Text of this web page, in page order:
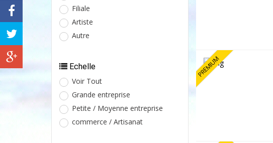
Filiale
Artiste
Autre
Echelle
Voir Tout
Grande entreprise
Petite / Moyenne entreprise
commerce / Artisanat
PREMIUM